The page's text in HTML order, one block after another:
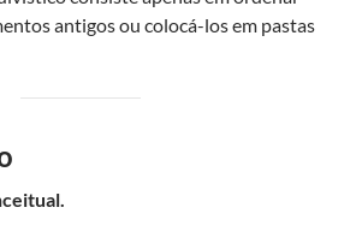
antigos ou colocá-los em pastas